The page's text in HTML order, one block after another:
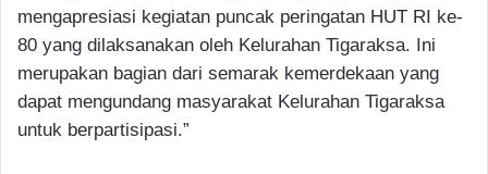
mengapresiasi kegiatan puncak peringatan HUT RI ke-
80 yang dilaksanakan oleh Kelurahan Tigaraksa. Ini
merupakan bagian dari semarak kemerdekaan yang
dapat mengundang masyarakat Kelurahan Tigaraksa
untuk berpartisipasi.”